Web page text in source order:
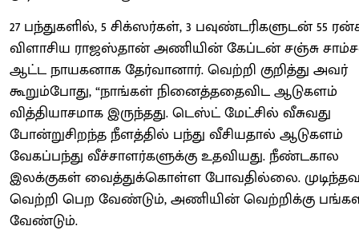
27 பந்துகளில், 5 சிக்ஸர்கள், 3 பவுண்டரிகளுடன் 55
விளாசிய ராஜஸ்தான் அணியின் கேப்டன் சஞ்சு
ஆட்ட நாயகனாக தேர்வானார். வெற்றி குறித்து அவர்
கூறும்போது, “நாங்கள் நினைத்ததைவிட ஆடுகளம்
வித்தியாசமாக இருந்தது. டெஸ்ட் மேட்சில் வீசுவது
போன்றுசிறந்த நீளத்தில் பந்து வீசியதால் ஆடுகளம்
வேகப்பந்து வீச்சாளர்களுக்கு உதவியது. நீண்டகால
இலக்குகள் வைத்துக்கொள்ள போவதில்லை.
வெற்றி பெற வேண்டும், அணியின் வெற்றிக்கு
வேண்டும்.